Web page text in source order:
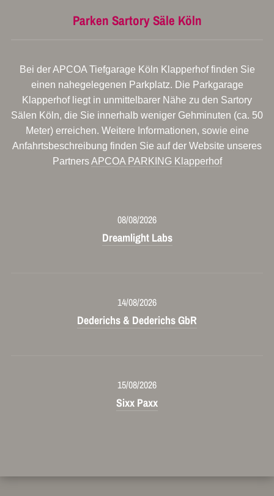
Parken Sartory Säle Köln
Bei der APCOA Tiefgarage Köln Klapperhof finden Sie
einen nahegelegenen Parkplatz. Die Parkgarage
Klapperhof liegt in unmittelbarer Nähe zu den Sartory
Sälen Köln, die Sie innerhalb weniger Gehminuten (ca. 50
Meter) erreichen. Weitere Informationen, sowie eine
Anfahrtsbeschreibung finden Sie auf der Website unseres
PartnersAPCOA PARKING Klapperhof
08/08/2026
Dreamlight Labs
14/08/2026
Dederichs & Dederichs GbR
15/08/2026
Sixx Paxx